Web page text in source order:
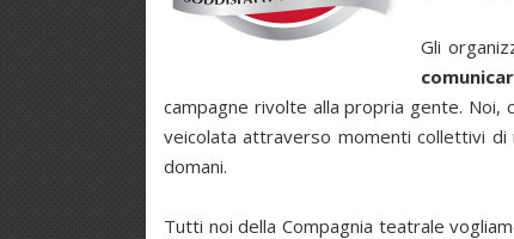
Gli
campagne rivolte alla propria gente. Noi,
veicolata attraverso momenti collettivi di
domani.
Tutti noi della Compagnia teatrale